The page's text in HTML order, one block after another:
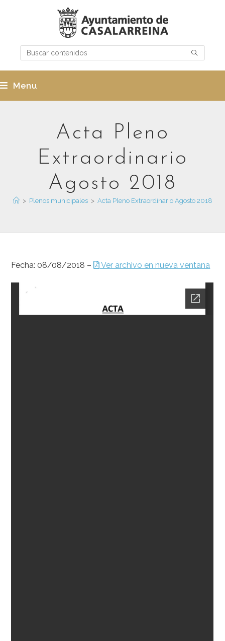
Menu
Acta Pleno
Extraordinario
Agosto 2018
> Plenos municipales > Acta Pleno Extraordinario Agosto 2018
Fecha: 08/08/2018 – Ver archivo en nueva ventana